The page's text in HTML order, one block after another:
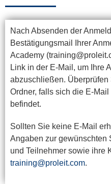
News
&
Events
Partner
Über
ProLeiT
Nach Absenden der
Bestätigungsmail Ihrer
Academy
Link in der E-Mail, um Ihre
abzuschließen.
Ordner, falls sich die E-
befindet.
Sollten Sie keine E-Mail
Angaben zur gewünschten
und Teilnehmer sowie ihre
training@proleit.com.